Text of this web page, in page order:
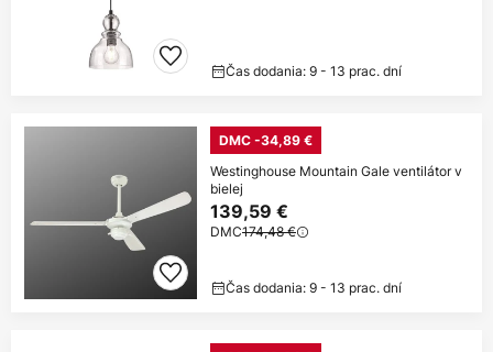
Čas dodania: 9 - 13 prac. dní
DMC -34,89 €
Westinghouse Mountain Gale ventilátor v
bielej
139,59 €
DMC174,48 €
Čas dodania: 9 - 13 prac. dní